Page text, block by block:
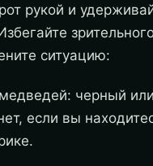
рукой и
ситуацию:
черный
если вы